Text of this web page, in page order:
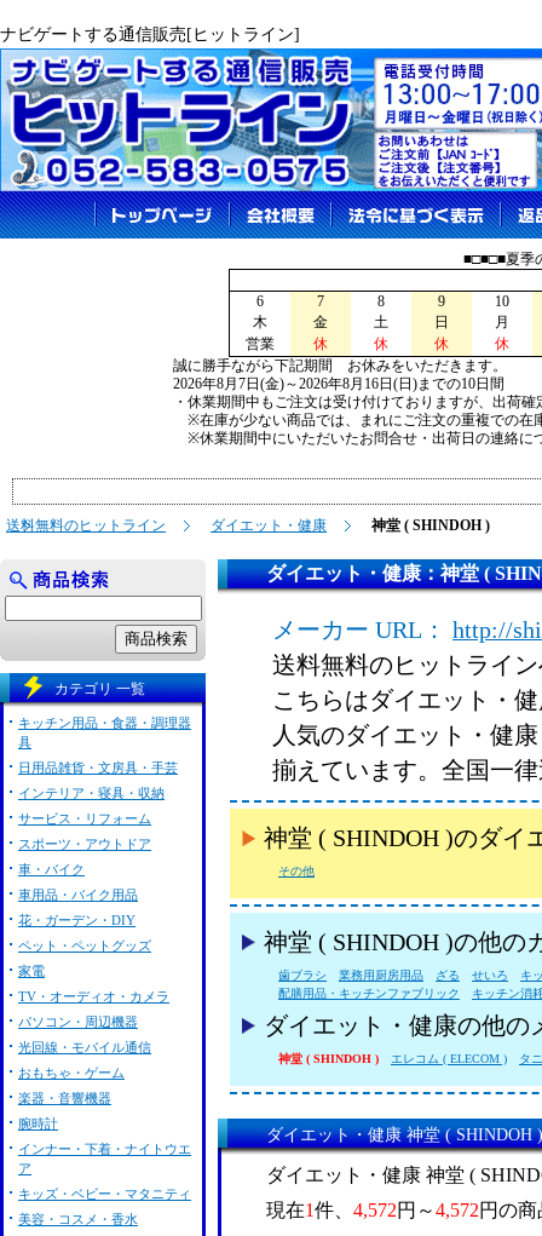
ナビゲートする通信販売[ヒットライン]
■□■□■夏季
6 7 8 9
10
木
金 土 日
月
営業
休 休 休
休
誠に勝手ながら下記期間 お休みをいただきます。
2026年8月7日(金)～2026年8月16日(日)までの10日間
・休業期間中もご注文は受け付けておりますが、出荷
※在庫が少ない商品では、まれにご注文の重複での在
※休業期間中にいただいたお問合せ・出荷日の連絡に
送料無料のヒットライン ダイエット・健康 神堂 ( SHINDOH )
ダイエット・健康：神堂 (
メーカー URL：
http://
送料無料のヒットライ
こちらはダイエット・
人気のダイエット・健
揃えています。全国一
神堂 ( SHINDOH )のダイ
その他
神堂 ( SHINDOH )の他の
歯ブラシ 業務用厨房用品 ざる せいろ
キ
配膳用品・キッチンファブリック
キッチン消
ダイエット・健康の他の
神堂 ( SHINDOH ) エレコム ( ELECOM ) タ
ダイエット・健康 神堂 (
ダイエット・健康 神堂 (
現在1件、 4,572円～4,572円の
カテゴリ 一覧
キッチン用品・食器・調理器
具
日用品雑貨・文房具・手芸
インテリア・寝具・収納
サービス・リフォーム
スポーツ・アウトドア
車・バイク
車用品・バイク用品
花・ガーデン・DIY
ペット・ペットグッズ
家電
TV・オーディオ・カメラ
パソコン・周辺機器
光回線・モバイル通信
おもちゃ・ゲーム
楽器・音響機器
腕時計
インナー・下着・ナイトウエ
ア
キッズ・ベビー・マタニティ
美容・コスメ・香水